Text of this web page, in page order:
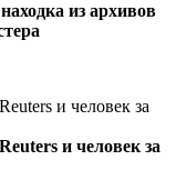
из архивов
и человек за